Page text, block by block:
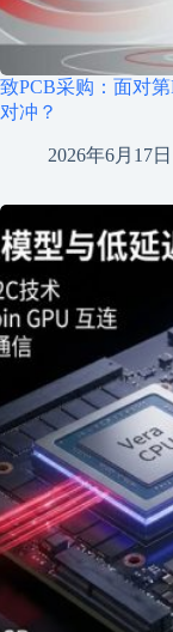
致PCB采购：面对
对冲？
2026年6月17日